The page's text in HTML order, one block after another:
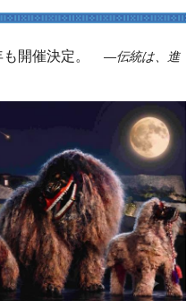
も開催決定。 ―伝統は、進